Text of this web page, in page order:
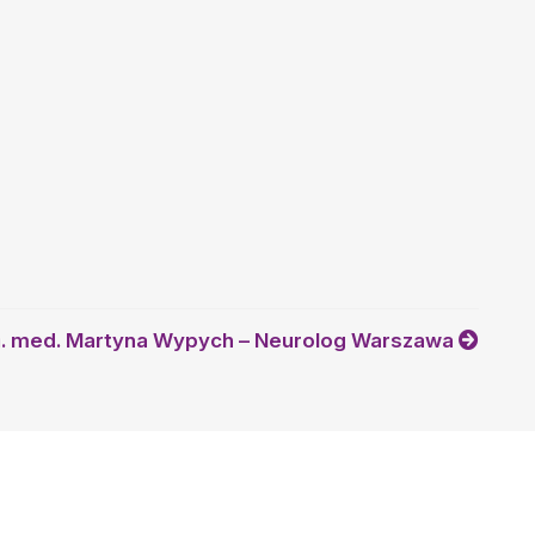
med. Martyna Wypych – Neurolog Warszawa